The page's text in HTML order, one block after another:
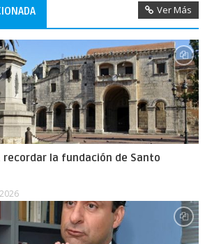
Ver Más
recordar la fundación de Santo